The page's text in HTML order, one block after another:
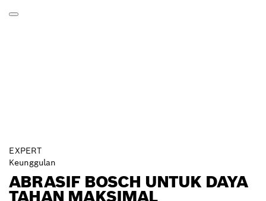
EXPERT
Keunggulan
ABRASIF BOSCH UNTUK DAYA
TAHAN MAKSIMAL